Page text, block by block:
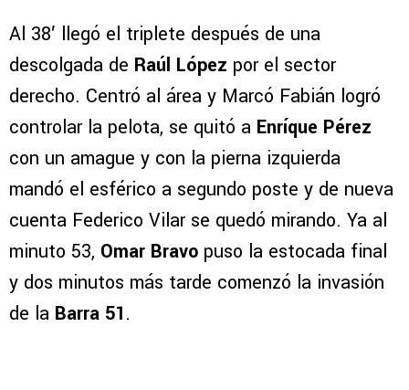
Al 38′ llegó el triplete después de una
descolgada de Raúl López por el sector
derecho. Centró al área y Marcó Fabián logró
controlar la pelota, se quitó a Enríque Pérez
con un amague y con la pierna izquierda
mandó el esférico a segundo poste y de nueva
cuenta Federico Vilar se quedó mirando. Ya al
minuto 53, Omar Bravo puso la estocada final
y dos minutos más tarde comenzó la invasión
de la Barra 51.